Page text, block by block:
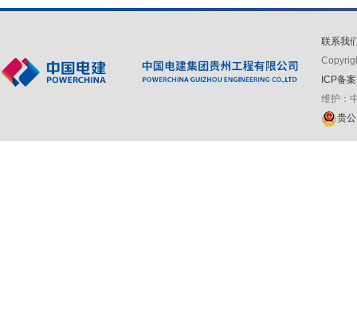
联系我
ICP备
维护：
贵